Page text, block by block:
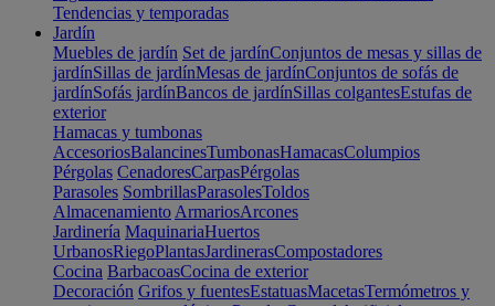
Tendencias y temporadas
Jardín
Muebles de jardín Set de jardínConjuntos de mesas y sillas de
jardínSillas de jardínMesas de jardínConjuntos de sofás de
jardínSofás jardínBancos de jardínSillas colgantesEstufas de
exterior
Hamacas y tumbonas
AccesoriosBalancinesTumbonasHamacasColumpios
Pérgolas CenadoresCarpasPérgolas
Parasoles SombrillasParasolesToldos
Almacenamiento ArmariosArcones
Jardinería MaquinariaHuertos
UrbanosRiegoPlantasJardinerasCompostadores
Cocina BarbacoasCocina de exterior
Decoración Grifos y fuentesEstatuasMacetasTermómetros y